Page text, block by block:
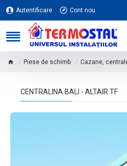
Autentificare Cont nou
Piese de schimb Cazane,
CENTRALINA BALI - ALTAIR TF